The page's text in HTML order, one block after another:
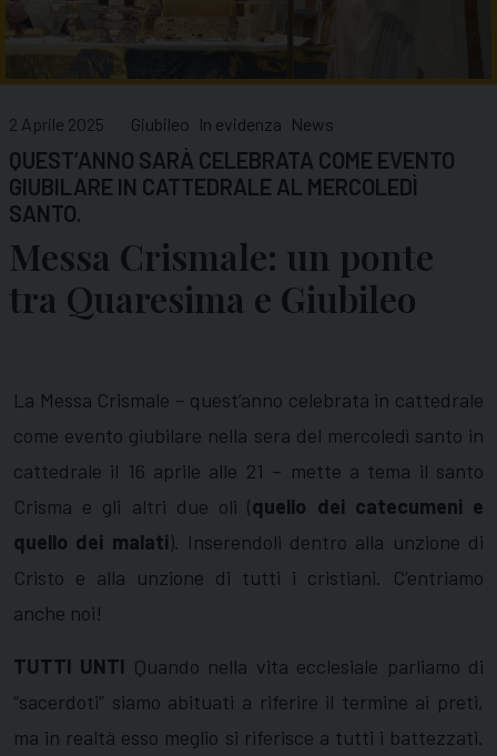
2 Aprile 2025 Giubileo In evidenza News
QUEST’ANNO SARÀ CELEBRATA COME EVENTO
GIUBILARE IN CATTEDRALE AL MERCOLEDÌ
SANTO.
Messa Crismale: un ponte
tra Quaresima e Giubileo
La Messa Crismale – quest’anno celebrata in cattedrale
come evento giubilare nella sera del mercoledì santo in
cattedrale il 16 aprile alle 21 – mette a tema il santo
Crisma e gli altri due oli (quello dei catecumeni e
quello dei malati). Inserendoli dentro alla unzione di
Cristo e alla unzione di tutti i cristiani. C’entriamo
anche noi!
TUTTI UNTI Quando nella vita ecclesiale parliamo di
“sacerdoti” siamo abituati a riferire il termine ai preti,
ma in realtà esso meglio si riferisce a tutti i battezzati.